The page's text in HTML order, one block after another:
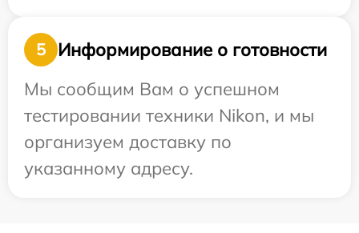
5
Информирование о готовности
Мы сообщим Вам о успешном
тестировании техники Nikon, и мы
организуем доставку по
указанному адресу.